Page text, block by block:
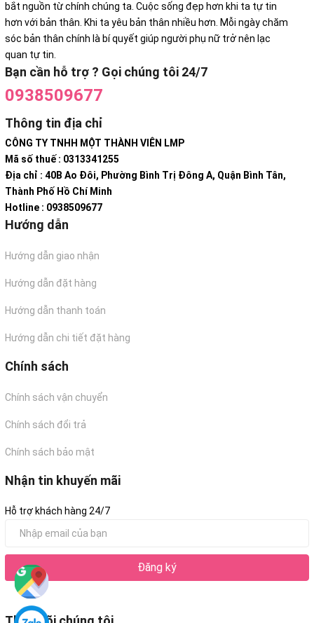
bắt nguồn từ chính chúng ta. Cuộc sống đẹp hơn khi ta tự tin
hơn với bản thân. Khi ta yêu bản thân nhiều hơn. Mỗi ngày chăm
sóc bản thân chính là bí quyết giúp người phụ nữ trở nên lạc
quan tự tin.
Bạn cần hỗ trợ ? Gọi chúng tôi 24/7
0938509677
Thông tin địa chỉ
CÔNG TY TNHH MỘT THÀNH VIÊN LMP
Mã số thuế : 0313341255
Địa chỉ : 40B Ao Đôi, Phường Bình Trị Đông A, Quận Bình Tân,
Thành Phố Hồ Chí Minh
Hotline : 0938509677
Hướng dẫn
Hướng dẫn giao nhận
Hướng dẫn đặt hàng
Hướng dẫn thanh toán
Hướng dẫn chi tiết đặt hàng
Chính sách
Chính sách vận chuyển
Chính sách đổi trả
Chính sách bảo mật
Nhận tin khuyến mãi
Hỗ trợ khách hàng 24/7
Đăng ký